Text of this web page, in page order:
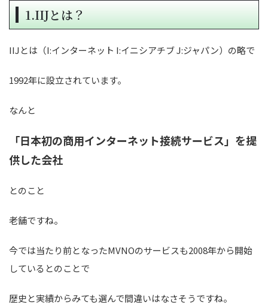
1.IIJとは？
IIJとは（I:インターネット I:イニシアチブ J:ジャパン）の略で
1992年に設立されています。
なんと
「日本初の商用インターネット接続サービス」を提
供した会社
とのこと
老舗ですね。
今では当たり前となったMVNOのサービスも2008年から開始
しているとのことで
歴史と実績からみても選んで間違いはなさそうですね。